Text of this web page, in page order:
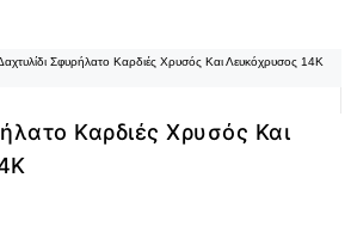
Σφυρήλατο Καρδιές Χρυσός Και Λευκόχρυσος 14K
Καρδιές Χρυσός Και